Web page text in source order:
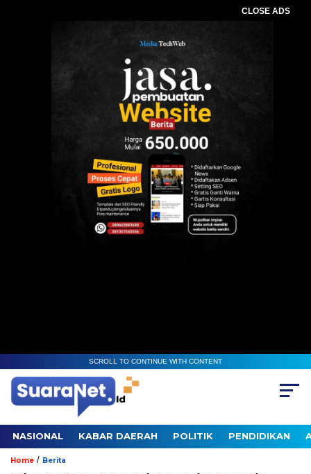
CLOSE ADS
SCROLL TO CONTINUE WITH CONTENT
NASIONAL KABAR DAERAH POLITIK PENDIDIKAN
Home / Berita